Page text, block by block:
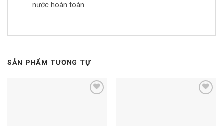
nước hoàn toàn
SẢN PHẨM TƯƠNG TỰ